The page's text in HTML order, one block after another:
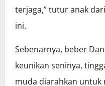
terjaga,” tutur anak
ini.
Sebenarnya, beber
keunikan seninya,
muda diarahkan